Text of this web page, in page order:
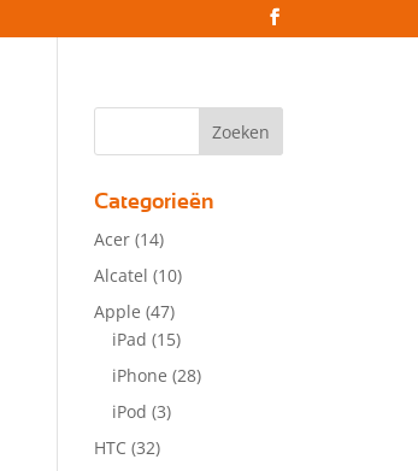
Categorieën
Acer (14)
Alcatel (10)
Apple (47)
iPad (15)
iPhone (28)
iPod (3)
HTC (32)